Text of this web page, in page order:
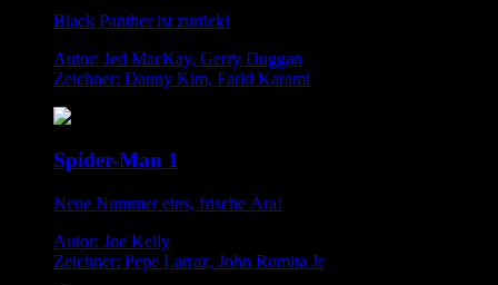
Black Panther ist zurück!
Autor: Jed MacKay, Gerry Duggan
Zeichner: Danny Kim, Farid Karami
Spider-Man 1
Neue Nummer eins, frische Ära!
Autor: Joe Kelly
Zeichner: Pepe Larraz, John Romita Jr